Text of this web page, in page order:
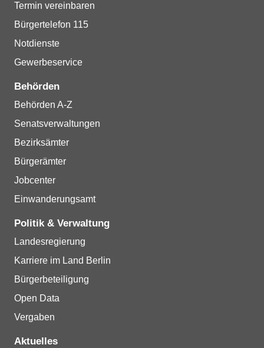
Termin vereinbaren
Bürgertelefon 115
Notdienste
Gewerbeservice
Behörden
Behörden A-Z
Senatsverwaltungen
Bezirksämter
Bürgerämter
Jobcenter
Einwanderungsamt
Politik & Verwaltung
Landesregierung
Karriere im Land Berlin
Bürgerbeteiligung
Open Data
Vergaben
Aktuelles